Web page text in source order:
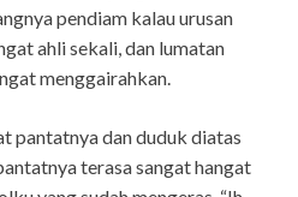
pendiam kalau urusan
ahli sekali, dan lumatan
menggairahkan.
pantatnya dan duduk diatas
terasa sangat hangat